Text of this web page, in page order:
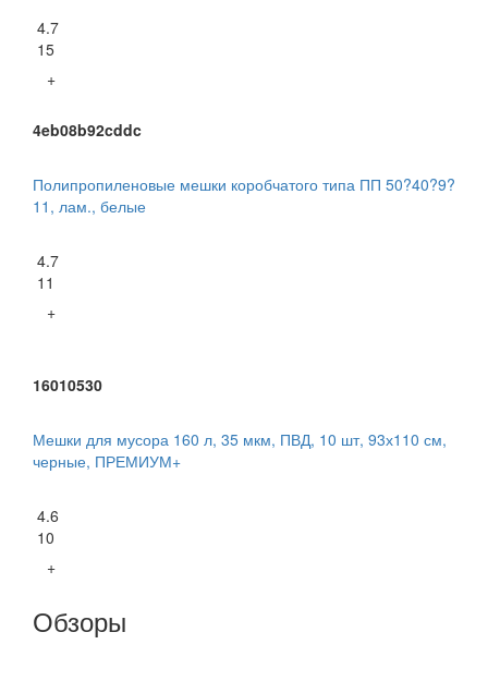
4.7
15
+
4eb08b92cddc
Полипропиленовые мешки коробчатого типа ПП 50?40?9?
11, лам., белые
4.7
11
+
16010530
Мешки для мусора 160 л, 35 мкм, ПВД, 10 шт, 93х110 см,
черные, ПРЕМИУМ+
4.6
10
+
Обзоры